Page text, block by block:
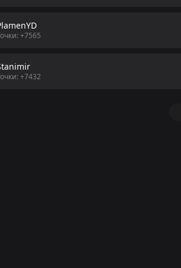
+7565
+7432